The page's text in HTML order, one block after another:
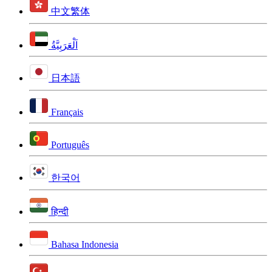
中文繁体
اَلْعَرَبِيَّةُ
日本語
Français
Português
한국어
हिन्दी
Bahasa Indonesia